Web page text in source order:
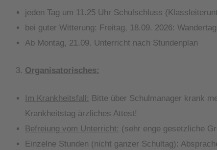
jeden Tag um 11.25 Uhr Schulschluss
bei guter Witterung: Freitag, 18.09. 2026: Wandertag
Ab Montag, 21.09. Unterricht nach Stundenplan
Organisatorisches:
Im Krankheitsfall: Bitte über Schulmanager krank
Krankheitstag ärzliches Attest!
Befreiung vom Unterricht: (sehr enge gesetzliche
Einzelne Stunden (nicht ganzer Schultag):